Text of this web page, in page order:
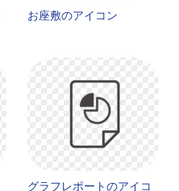
お座敷のアイコン
グラフレポートのアイコ